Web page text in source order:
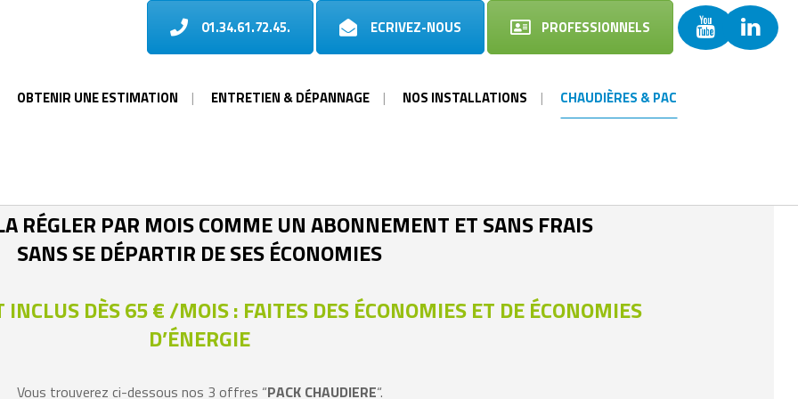
01.34.61.72.45. ECRIVEZ-NOUS PROFESSIONNELS
OBTENIR UNE ESTIMATION ENTRETIEN & DÉPANNAGE
ENTRETIEN & DÉPANNAGE
CHAUDIÈRE GAZ
ENTRETIEN & DÉPANNAGE
ENTRETIEN DÉPANNAGE POMPE À
CHALEUR
NOS INSTALLATIONS CHAUDIÈRES & PAC
– INSTALLATION ET MISE EN
SERVICE
MARQUES
– VAILLANT
POMPE À CHALEUR AIR EAU
RÉGLER PAR MOIS COMME UN ABONNEMENT ET SANS FRAIS
SANS SE DÉPARTIR DE SES ÉCONOMIES
INCLUS DÈS 65 € /MOIS : FAITES DES ÉCONOMIES ET DE ÉCONOMIES
D’ÉNERGIE
Vous trouverez ci-dessous nos 3 offres “PACK CHAUDIERE“.